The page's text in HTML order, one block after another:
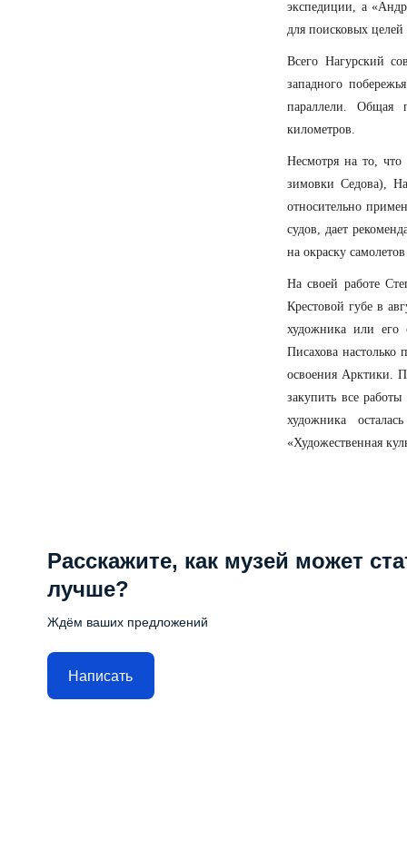
экспедиции, а
для поисковых
Всего Нагурский
западного
параллели. Общая
километров.
Несмотря на то, что
зимовки Седова),
относительно
судов, дает
на окраску
На своей работе
Крестовой губе в
художника или его
Писахова настолько
освоения Арктики.
закупить все
художника
«Художественная
Расскажите, как музей может
лучше?
Ждём ваших предложений
Написать